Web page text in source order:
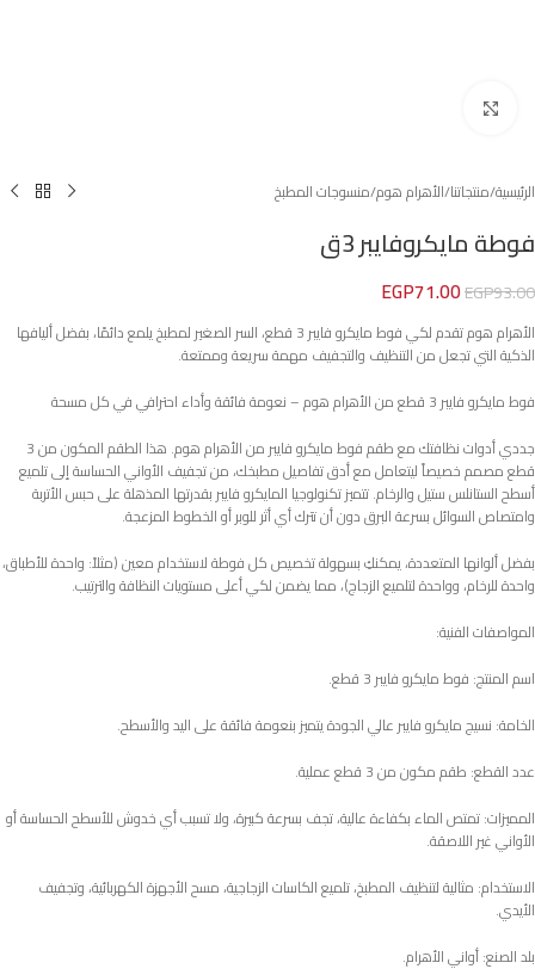
الرئيسية/منتجاتنا/الأهرام هوم/منسوجات المطبخ
فوطة مايكروفايبر 3ق
EGP93.00
EGP71.00
الأهرام هوم تقدم لكي فوط مايكرو فايبر 3 قطع، السر الصغير لمطبخ يلمع دائمًا، بفضل أليافها
الذكية التي تجعل من التنظيف والتجفيف مهمة سريعة وممتعة.
فوط مايكرو فايبر 3 قطع من الأهرام هوم – نعومة فائقة وأداء احترافي في كل مسحة
جددي أدوات نظافتك مع طقم فوط مايكرو فايبر من الأهرام هوم. هذا الطقم المكون من 3
قطع مصمم خصيصاً ليتعامل مع أدق تفاصيل مطبخك، من تجفيف الأواني الحساسة إلى تلميع
أسطح الستانلس ستيل والرخام. تتميز تكنولوجيا المايكرو فايبر بقدرتها المذهلة على حبس الأتربة
وامتصاص السوائل بسرعة البرق دون أن تترك أي أثر للوبر أو الخطوط المزعجة.
بفضل ألوانها المتعددة، يمكنكِ بسهولة تخصيص كل فوطة لاستخدام معين (مثلاً: واحدة للأطباق،
واحدة للرخام، وواحدة لتلميع الزجاج)، مما يضمن لكي أعلى مستويات النظافة والترتيب.
المواصفات الفنية:
اسم المنتج: فوط مايكرو فايبر 3 قطع.
الخامة: نسيج مايكرو فايبر عالي الجودة يتميز بنعومة فائقة على اليد والأسطح.
عدد القطع: طقم مكون من 3 قطع عملية.
المميزات: تمتص الماء بكفاءة عالية، تجف بسرعة كبيرة، ولا تسبب أي خدوش للأسطح الحساسة أو
الأواني غير اللاصقة.
الاستخدام: مثالية لتنظيف المطبخ، تلميع الكاسات الزجاجية، مسح الأجهزة الكهربائية، وتجفيف
الأيدي.
بلد الصنع: أواني الأهرام.